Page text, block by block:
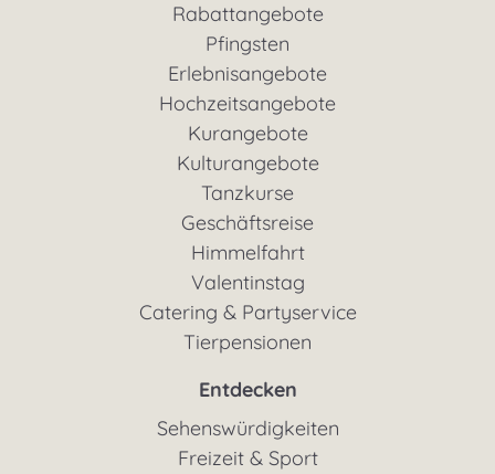
Rabattangebote
Pfingsten
Erlebnisangebote
Hochzeitsangebote
Kurangebote
Kulturangebote
Tanzkurse
Geschäftsreise
Himmelfahrt
Valentinstag
Catering & Partyservice
Tierpensionen
Entdecken
Sehenswürdigkeiten
Freizeit & Sport